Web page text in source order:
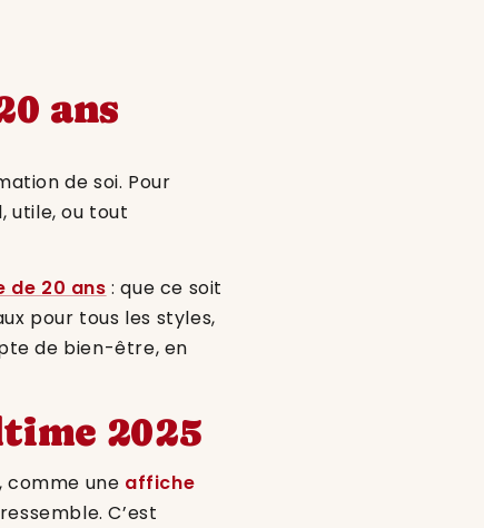
ans
de soi. Pour
utile, ou tout
de 20 ans : que ce soit
pour tous les styles,
de bien-être, en
2025
, comme une affiche
C’est